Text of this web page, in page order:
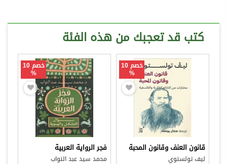
كتب قد تعجبك من هذه الفئة
خصم 10
%
قانون العنف وقانون المحبة
ليف تولستوي
خصم 10
%
فجر الرواية العربية
محمد سيد عبد التواب